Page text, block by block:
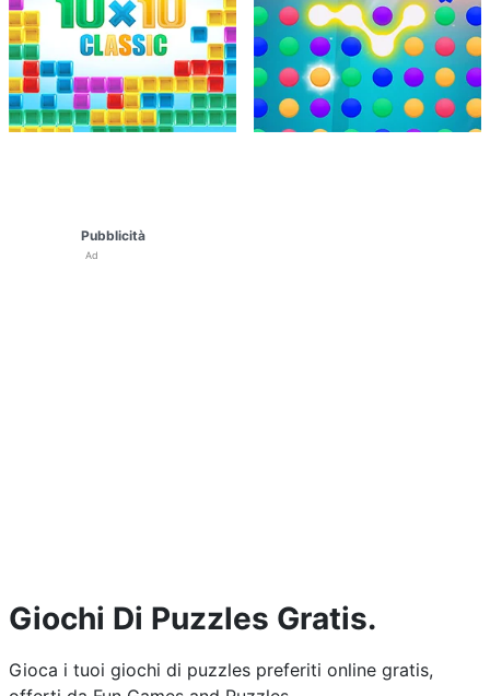
Pubblicità
Ad
Giochi Di Puzzles Gratis.
Gioca i tuoi giochi di puzzles preferiti online gratis,